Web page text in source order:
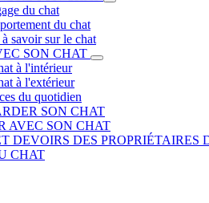
du chat
du chat
savoir sur le chat
SON CHAT
à l'intérieur
à l'extérieur
du quotidien
SON CHAT
AVEC SON CHAT
DEVOIRS DES PROPRIÉTAIRES
CHAT